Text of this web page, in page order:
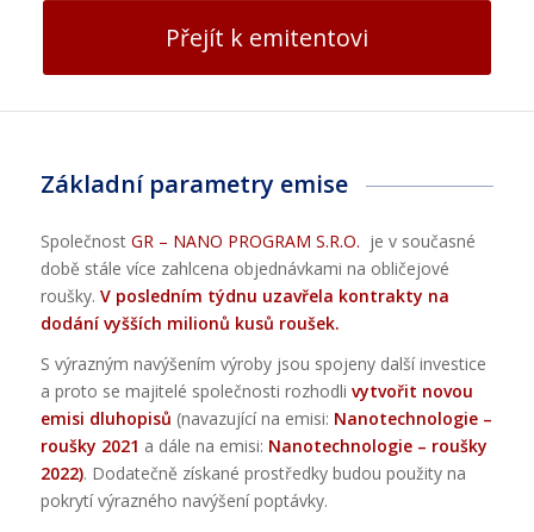
Přejít k emitentovi
Základní parametry emise
Společnost GR – NANO PROGRAM S.R.O. je v současné
době stále více zahlcena objednávkami na obličejové
roušky. V posledním týdnu uzavřela kontrakty na
dodání vyšších milionů kusů roušek.
S výrazným navýšením výroby jsou spojeny další investice
a proto se majitelé společnosti rozhodli vytvořit novou
emisi dluhopisů (navazující na emisi: Nanotechnologie –
roušky 2021 a dále na emisi: Nanotechnologie – roušky
2022). Dodatečně získané prostředky budou použity na
pokrytí výrazného navýšení poptávky.